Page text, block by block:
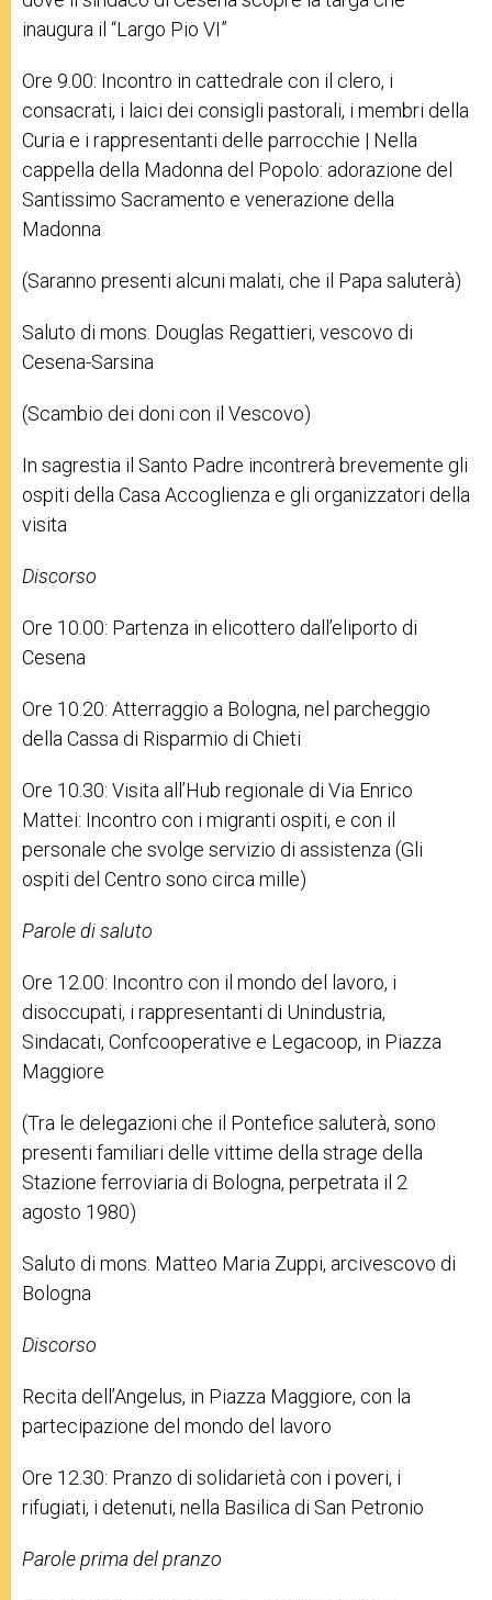
inaugura il “Largo Pio VI”
Ore 9.00: Incontro in cattedrale con il clero, i
consacrati, i laici dei consigli pastorali, i membri della
Curia e i rappresentanti delle parrocchie | Nella
cappella della Madonna del Popolo: adorazione del
Santissimo Sacramento e venerazione della
Madonna
(Saranno presenti alcuni malati, che il Papa saluterà)
Saluto di mons. Douglas Regattieri, vescovo di
Cesena-Sarsina
(Scambio dei doni con il Vescovo)
In sagrestia il Santo Padre incontrerà brevemente gli
ospiti della Casa Accoglienza e gli organizzatori della
visita
Discorso
Ore 10.00: Partenza in elicottero dall’eliporto di
Cesena
Ore 10.20: Atterraggio a Bologna, nel parcheggio
della Cassa di Risparmio di Chieti
Ore 10.30: Visita all’Hub regionale di Via Enrico
Mattei: Incontro con i migranti ospiti, e con il
personale che svolge servizio di assistenza (Gli
ospiti del Centro sono circa mille)
Parole di saluto
Ore 12.00: Incontro con il mondo del lavoro, i
disoccupati, i rappresentanti di Unindustria,
Sindacati, Confcooperative e Legacoop, in Piazza
Maggiore
(Tra le delegazioni che il Pontefice saluterà, sono
presenti familiari delle vittime della strage della
Stazione ferroviaria di Bologna, perpetrata il 2
agosto 1980)
Saluto di mons. Matteo Maria Zuppi, arcivescovo di
Bologna
Discorso
Recita dell’Angelus, in Piazza Maggiore, con la
partecipazione del mondo del lavoro
Ore 12.30: Pranzo di solidarietà con i poveri, i
rifugiati, i detenuti, nella Basilica di San Petronio
Parole prima del pranzo